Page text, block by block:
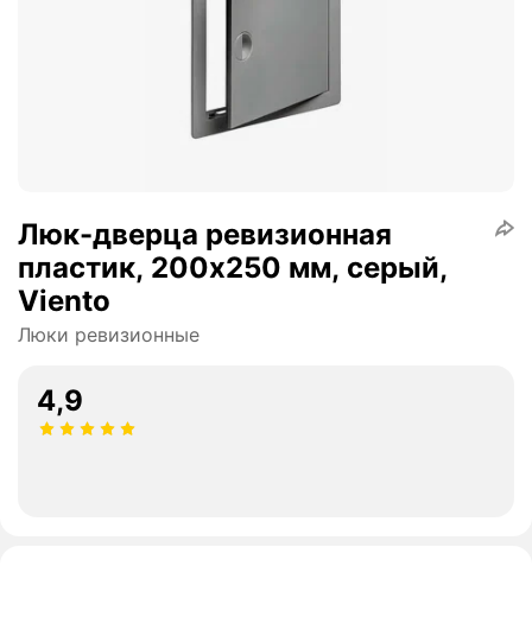
Люк-дверца ревизионная
пластик, 200х250 мм, серый,
Viento
Люки ревизионные
4,9